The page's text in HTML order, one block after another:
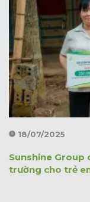
18/07/2025
Sunshine Group
trường cho trẻ